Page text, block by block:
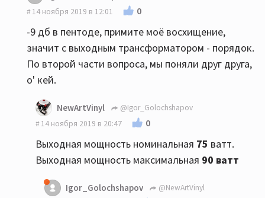
14 ноября 2019 в 12:01
0
-9 дб в пентоде, примите моё восхищение,
значит с выходным трансформатором - порядок.
По второй части вопроса, мы поняли друг друга,
о' кей.
NewArtVinyl
@Igor_Golochshapov
14 ноября 2019 в 20:47
0
Выходная мощность номинальная 75 ватт.
Выходная мощность максимальная 90 ватт
Igor_Golochshapov
@NewArtVinyl